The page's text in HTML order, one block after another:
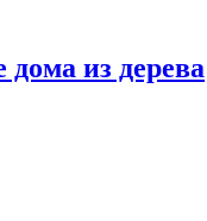
из дерева